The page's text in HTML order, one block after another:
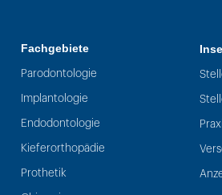
Fachgebiete
Parodontologie
Implantologie
Endodontologie
Kieferorthopädie
Prothetik